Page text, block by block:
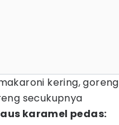
kering, goreng
secukupnya
karamel pedas: